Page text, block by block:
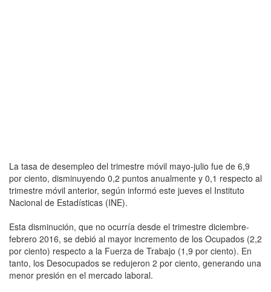
La tasa de desempleo del trimestre móvil mayo-julio fue de 6,9
por ciento, disminuyendo 0,2 puntos anualmente y 0,1 respecto al
trimestre móvil anterior, según informó este jueves el Instituto
Nacional de Estadísticas (INE).
Esta disminución, que no ocurría desde el trimestre diciembre-
febrero 2016, se debió al mayor incremento de los Ocupados (2,2
por ciento) respecto a la Fuerza de Trabajo (1,9 por ciento). En
tanto, los Desocupados se redujeron 2 por ciento, generando una
menor presión en el mercado laboral.